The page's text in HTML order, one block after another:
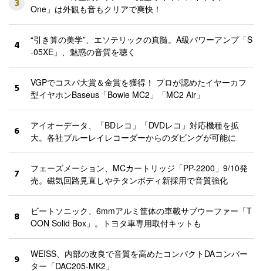
3
One」は外観も音もクリアで爽快！
4
“引き算の美学”、エソテリックの真髄。A級パワーアンプ「S
-05XE」、魅惑の音質を聴く
5
VGPでコスパ大賞＆金賞を獲得！ プロが認めたイヤーカフ
型イヤホンBaseus「Bowie MC2」「MC2 Air」
6
アイオーデータ、「BDレコ」「DVDレコ」対応機種を拡
大。各社ブルーレイレコーダーからのダビングが可能に
7
フェーズメーション、MCカートリッジ「PP-2200」9/10発
売。磁気回路見直しやチタンボディ新採用で音質強化
8
ビートソニック、6mmアルミ筐体の車載サブウーファー「T
OON Solid Box」。トヨタ車専用取付キットも
9
WEISS、内部の改良で音質を高めたコンパクトDAコンバー
ター「DAC205-MK2」